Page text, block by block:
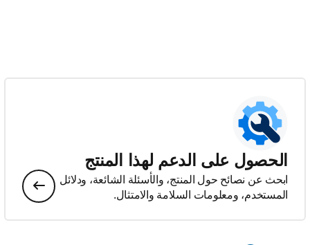
الحصول على الدعم لهذا المنتج
ابحث عن نصائح حول المنتج، والأسئلة الشائعة، ودلائل
المستخدم، ومعلومات السلامة والامتثال.